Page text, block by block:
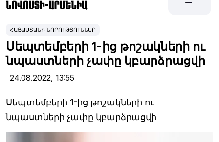
ՀԱՅԱՍՏԱՆԻ ՆՈՐՈՒԹՅՈՒՆՆԵՐ
Սեպտեմբերի 1-ից թոշակների ու
նպաստների չափը կբարձրացվի
24.08.2022, 13:55
Սեպտեմբերի 1-ից թոշակների ու
նպաստների չափը կբարձրացվի